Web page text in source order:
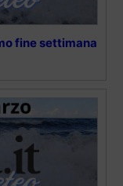
fine settimana